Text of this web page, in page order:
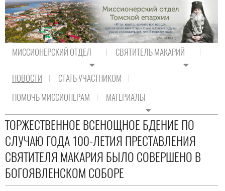
МИССИОНЕРСКИЙ ОТДЕЛ СВЯТИТЕЛЬ МАКАРИЙ
НОВОСТИ
СТАТЬ УЧАСТНИКОМ
ПОМОЧЬ МИССИОНЕРАМ
МАТЕРИАЛЫ
Новости епархии
ТОРЖЕСТВЕННОЕ ВСЕНОЩНОЕ БДЕНИЕ ПО
СЛУЧАЮ ГОДА 100-ЛЕТИЯ ПРЕСТАВЛЕНИЯ
СВЯТИТЕЛЯ МАКАРИЯ БЫЛО СОВЕРШЕНО В
БОГОЯВЛЕНСКОМ СОБОРЕ